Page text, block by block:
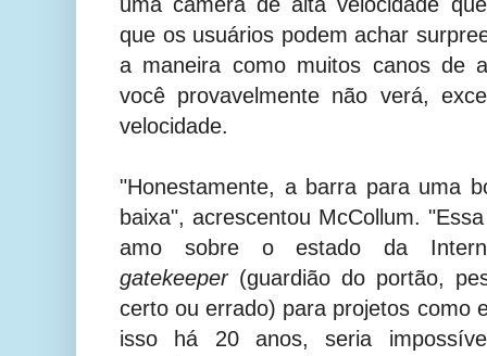
que os usuários podem achar
a maneira como muitos canos de
você provavelmente não verá,
velocidade.
"Honestamente, a barra para uma
baixa", acrescentou McCollum.
amo sobre o estado da
gatekeeper (guardião do portão,
certo ou errado) para projetos como
isso há 20 anos, seria